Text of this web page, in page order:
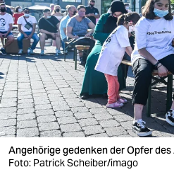
sport
berlin
nord
wahrheit
verlag
verlag
Angehörige gedenken der Opfer
Foto: Patrick Scheiber/imago